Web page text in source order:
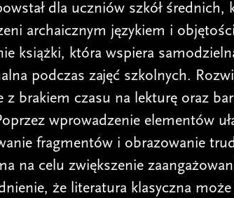
dla uczniów szkół średnich,
archaicznym językiem i
książki, która wspiera
podczas zajęć szkolnych.
z brakiem czasu na lekturę oraz
wprowadzenie elementów
fragmentów i obrazowanie
na celu zwiększenie
że literatura klasyczna